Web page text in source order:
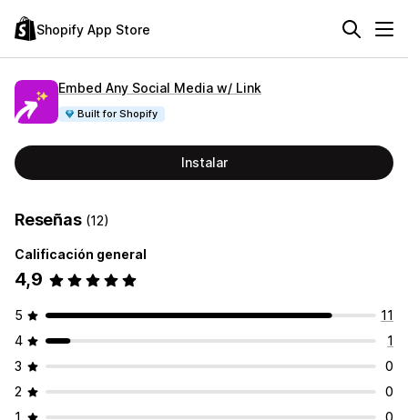
Shopify App Store
Embed Any Social Media w/ Link
Built for Shopify
Instalar
Reseñas (12)
Calificación general
4,9
5
11
4
1
3
0
2
0
1
0